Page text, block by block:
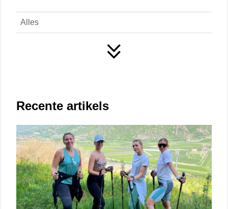
Alles
Recente artikels